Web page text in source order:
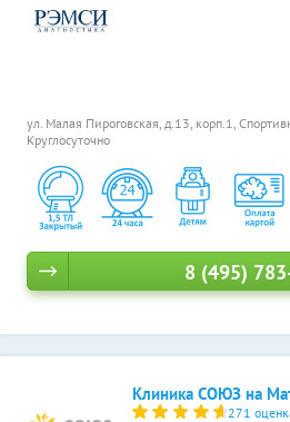
ул. Малая Пироговская, д.13, корп.1,
Круглосуточно
8 (495)
Клиника СОЮЗ на
271